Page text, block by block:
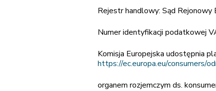
Rejestr handlowy: Sąd
Numer identyfikacji podatkowej
Komisja Europejska udostępnia
https://ec.europa.eu/consumers/
organem rozjemczym ds.